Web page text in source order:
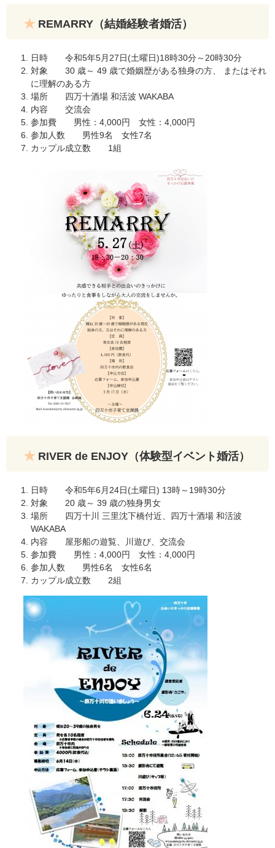
REMARRY（結婚経験者婚活）
日時 令和5年5月27日(土曜日)18時30分～20時30分
対象 30 歳～ 49 歳で婚姻歴がある独身の方、 またはそれ
に理解のある方
場所 四万十酒場 和活波 WAKABA
内容 交流会
参加費 男性：4,000円 女性：4,000円
参加人数 男性9名 女性7名
カップル成立数 1組​
RIVER de ENJOY（体験型イベント婚活）
日時 令和5年6月24日(土曜日) 13時～19時30分
対象 20 歳～ 39 歳の独身男女
場所 四万十川 三里沈下橋付近、四万十酒場 和活波
WAKABA
内容 屋形船の遊覧、川遊び、交流会
参加費 男性：4,000円 女性：4,000円
参加人数 男性6名 女性6名
カップル成立数 2組